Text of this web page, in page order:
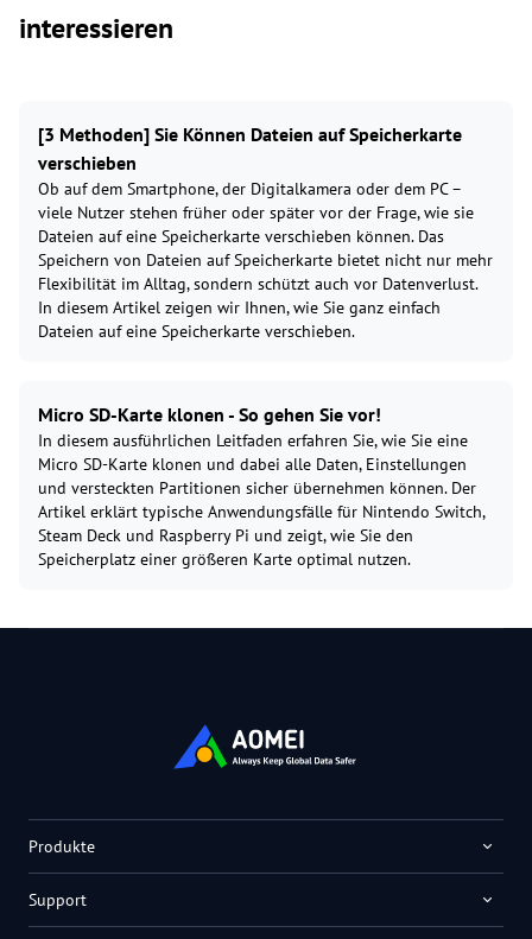
interessieren
[3 Methoden] Sie Können Dateien auf Speicherkarte
verschieben
Ob auf dem Smartphone, der Digitalkamera oder dem PC –
viele Nutzer stehen früher oder später vor der Frage, wie sie
Dateien auf eine Speicherkarte verschieben können. Das
Speichern von Dateien auf Speicherkarte bietet nicht nur mehr
Flexibilität im Alltag, sondern schützt auch vor Datenverlust.
In diesem Artikel zeigen wir Ihnen, wie Sie ganz einfach
Dateien auf eine Speicherkarte verschieben.
Micro SD-Karte klonen - So gehen Sie vor!
In diesem ausführlichen Leitfaden erfahren Sie, wie Sie eine
Micro SD-Karte klonen und dabei alle Daten, Einstellungen
und versteckten Partitionen sicher übernehmen können. Der
Artikel erklärt typische Anwendungsfälle für Nintendo Switch,
Steam Deck und Raspberry Pi und zeigt, wie Sie den
Speicherplatz einer größeren Karte optimal nutzen.
Produkte
Support